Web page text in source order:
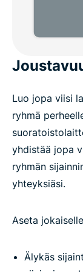
Luo jopa viisi
ryhmä
yhdistää jopa
ryhmän
yhteyksiäsi.
Aseta
Älykäs